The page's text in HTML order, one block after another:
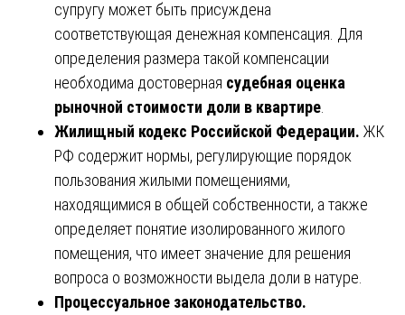
супругу может быть присуждена
соответствующая денежная компенсация. Для
определения размера такой компенсации
необходима достоверная судебная оценка
рыночной стоимости доли в квартире
Жилищный кодекс Российской Федерации. ЖК
РФ содержит нормы, регулирующие порядок
пользования жилыми помещениями,
находящимися в общей собственности, а также
определяет понятие изолированного жилого
помещения, что имеет значение для решения
вопроса о возможности выдела доли в натуре.
Процессуальное законодательство.